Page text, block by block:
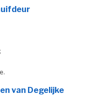
van Degelijke